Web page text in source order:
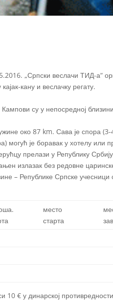
„Српски веслачи ТИД-а“
кану и веслачку регату.
су у непосредној
око 87 km. Сава је спора
је боравак у хотелу или
прелази у Републику
излазак без редовне
– Републике Српске учесници
место
старта
10 € у динарској